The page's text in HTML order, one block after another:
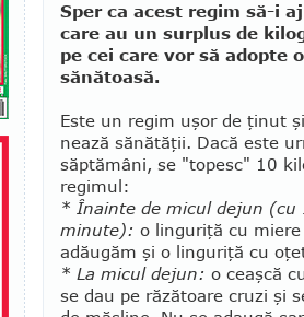
Sper ca acest regim să-i
care au un surplus de
pe cei care vor să adopte
sănătoasă.
Este un regim uşor de ţinut
nează sănătăţii. Dacă este
săptămâni, se "to­pesc" 10
regimul:
* Înainte de micul dejun (cu
minute): o linguriţă cu
adăugăm şi o lin­guriţă cu
* La micul dejun: o ceaşcă
se dau pe ră­ză­toare cruzi şi